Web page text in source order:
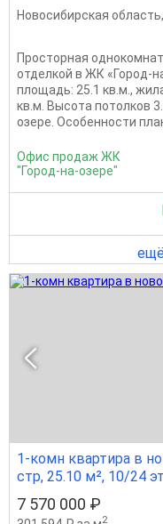
Новосибирская область,
Просторная
отделкой в ЖК «Город-
площадь: 25.1 кв.м.,
кв.м. Высота потолков
озере. Особенности
Офис продаж ЖК
"Город-на-озере"
1-комн квартира в
стр, 25.10 м², 10/24
7 570 000 ₽
2